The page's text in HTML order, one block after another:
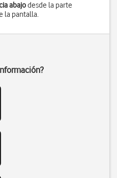
abajodesde la parte
la pantalla.